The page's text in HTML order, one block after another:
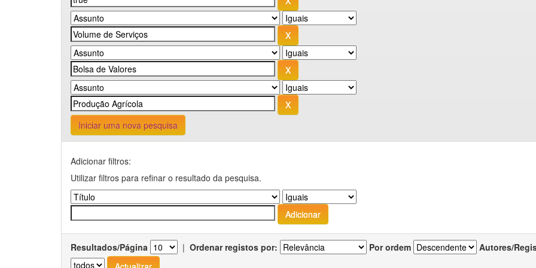
Iniciar uma nova pesquisa
Adicionar filtros:
Utilizar filtros para refinar o resultado da pesquisa.
Resultados/Página | Ordenar registos por: Por ordem Autores/